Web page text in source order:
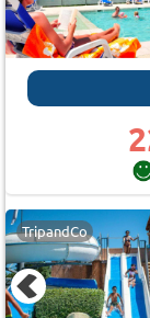
TripandCo